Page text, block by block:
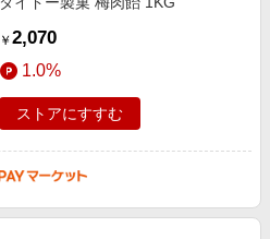
￥ 2,070
1.0%
ストアにすすむ